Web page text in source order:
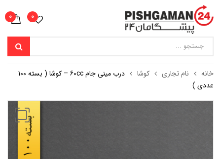
0
0
خانه نام تجاری کوشا
درب مینی جام 60cc – کوشا ( بسته 100
عددی )